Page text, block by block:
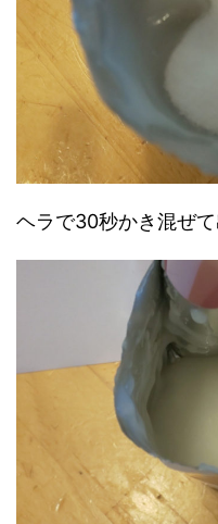
ヘラで30秒かき混ぜて